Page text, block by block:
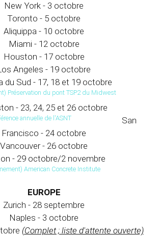
New York - 3 octobre
Toronto - 5 octobre
Aliquippa - 10 octobre
Miami - 12 octobre
Houston - 17 octobre
Angeles - 19 octobre
du Sud - 17, 18 et 19 octobre
Préservation du pont TSP2 du Midwest
- 23, 24, 25 et 26 octobre
annuelle de l'ASNT
San
Francisco - 24 octobre
Vancouver - 26 octobre
- 29 octobre/2 novembre
American Concrete Institute
EUROPE
Zurich - 28 septembre
Naples - 3 octobre
(Complet ; liste d'attente ouverte)